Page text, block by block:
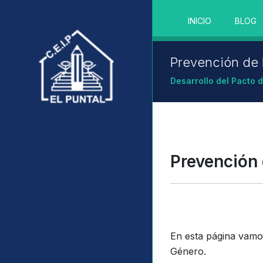
INICIO BLOG
Prevención
Desarrollo del Pacto
En esta página
Género.